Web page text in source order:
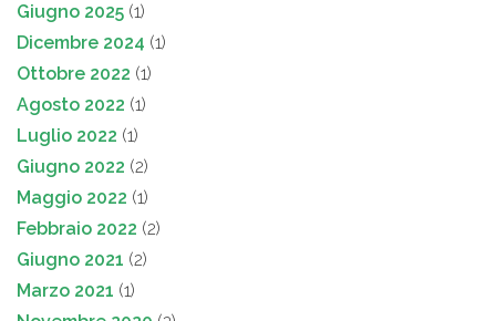
Giugno 2025 (1)
Dicembre 2024 (1)
Ottobre 2022 (1)
Agosto 2022 (1)
Luglio 2022 (1)
Giugno 2022 (2)
Maggio 2022 (1)
Febbraio 2022 (2)
Giugno 2021 (2)
Marzo 2021 (1)